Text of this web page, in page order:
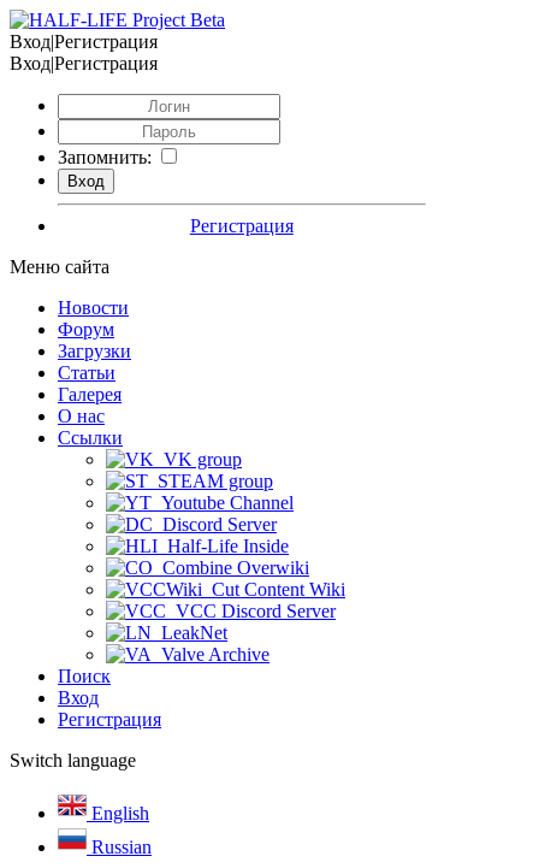
Вход|Регистрация
Вход|Регистрация
Запомнить:
Регистрация
Меню сайта
Новости
Форум
Загрузки
Статьи
Галерея
О нас
Ссылки
VK group
STEAM group
Youtube Channel
Discord Server
Half-Life Inside
Combine Overwiki
Cut Content Wiki
VCC Discord Server
LeakNet
Valve Archive
Поиск
Вход
Регистрация
Switch language
English
Russian